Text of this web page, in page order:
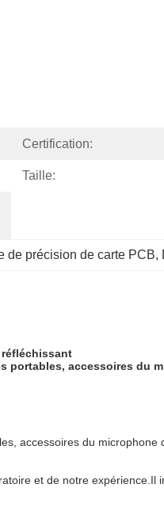
Certification:
Taille:
de précision de carte PCB,
accessoires du
accessoires du
et de notre